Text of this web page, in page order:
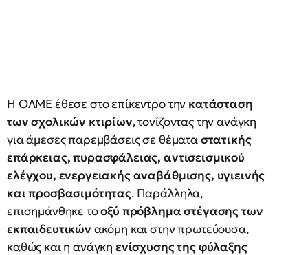
Η ΟΛΜΕ έθεσε στο επίκεντρο την κατάσταση
των σχολικών κτιρίων, τονίζοντας την ανάγκη
για άμεσες παρεμβάσεις σε θέματαστατικής
επάρκειας, πυρασφάλειας, αντισεισμικού
ελέγχου, ενεργειακής αναβάθμισης, υγιεινής
και προσβασιμότητας. Παράλληλα,
επισημάνθηκε τοοξύ πρόβλημα στέγασης των
εκπαιδευτικών ακόμη και στην πρωτεύουσα,
καθώς και η ανάγκη ενίσχυσης της φύλαξης